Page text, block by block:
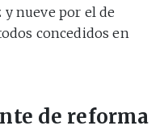
y nueve por el de
concedidos en
de reforma